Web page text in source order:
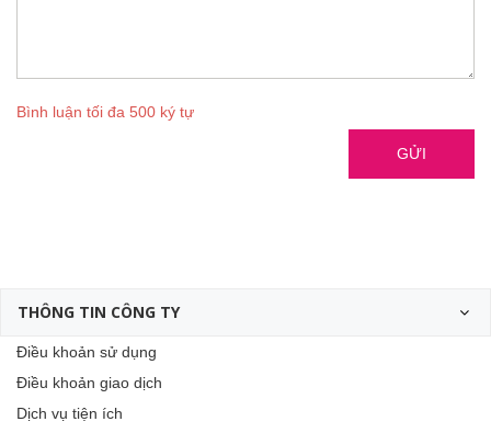
Bình luận tối đa 500 ký tự
GỬI
THÔNG TIN CÔNG TY
Điều khoản sử dụng
Điều khoản giao dịch
Dịch vụ tiện ích